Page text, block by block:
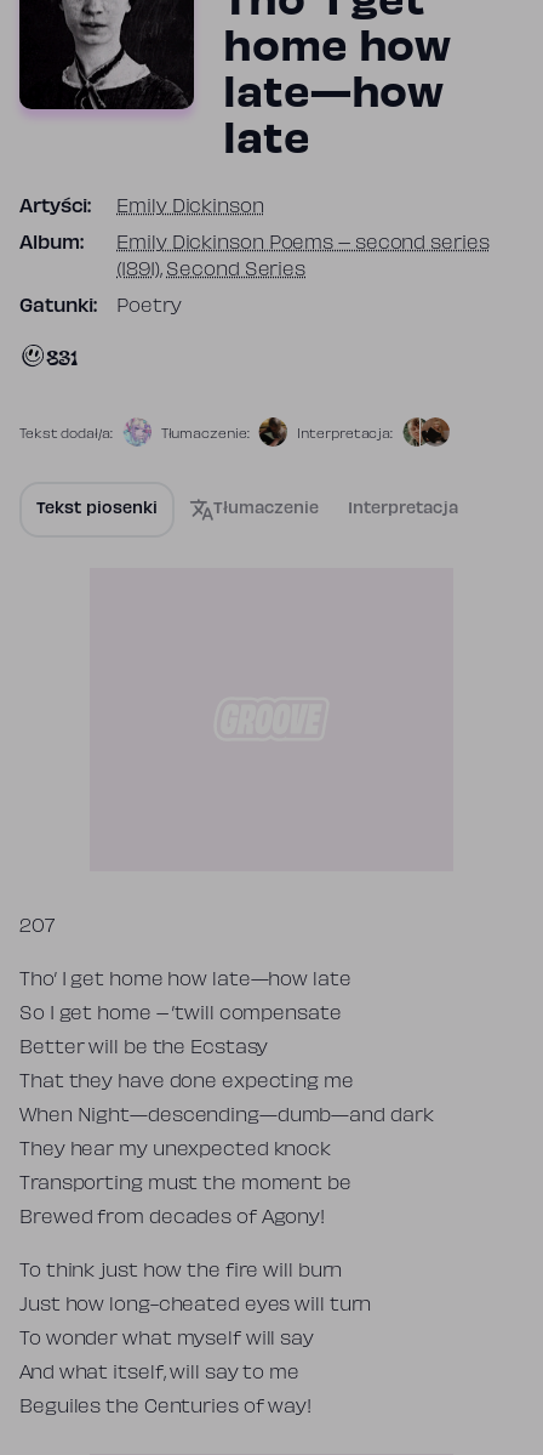
home how
late—how
late
Artyści: Emily Dickinson
Album:
Emily Dickinson Poems – second series
(1891), Second Series
Gatunki: Poetry
831
Tekst dodał/a: Tłumaczenie: Interpretacja:
Tekst piosenki Tłumaczenie Interpretacja
Tekst piosenki
207
Tho’ I get home how late—how late
So I get home – ’twill compensate
Better will be the Ecstasy
That they have done expecting me
When Night—descending—dumb—and dark
They hear my unexpected knock
Transporting must the moment be
Brewed from decades of Agony!
To think just how the fire will burn
Just how long-cheated eyes will turn
To wonder what myself will say
And what itself, will say to me
Beguiles the Centuries of way!